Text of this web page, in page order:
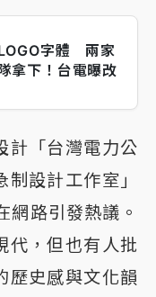
字體 兩家
拿下！台電曝改
計「台灣電力公
設計工作室」
網路引發熱議。
代，但也有人批
歷史感與文化韻